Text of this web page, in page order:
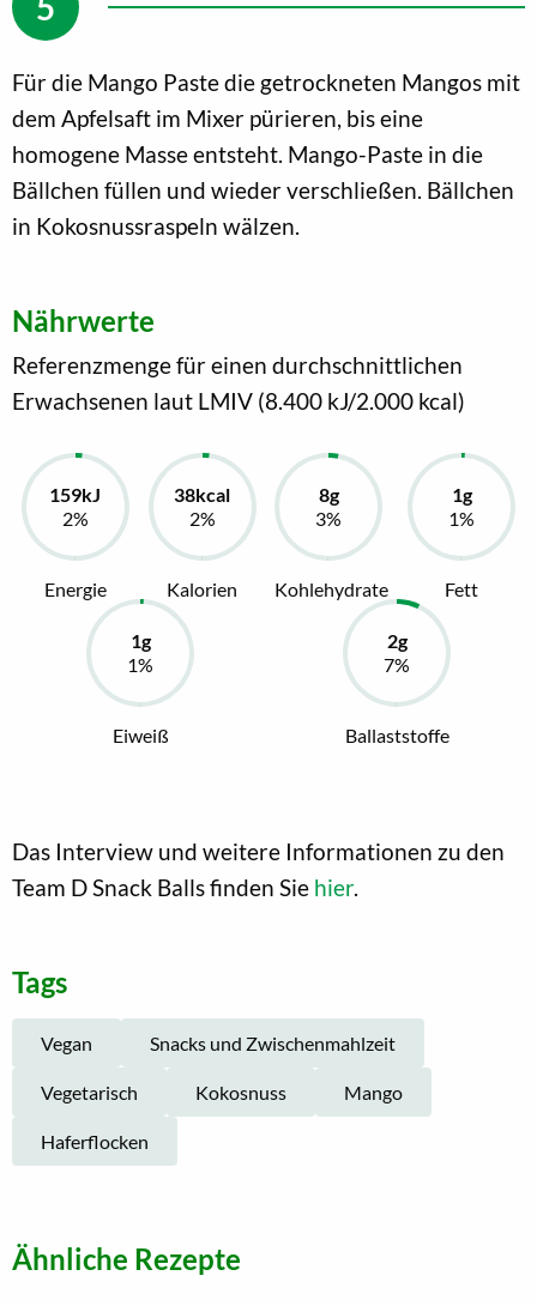
Für die Mango Paste die getrockneten Mangos mit
dem Apfelsaft im Mixer pürieren, bis eine
homogene Masse entsteht. Mango-Paste in die
Bällchen füllen und wieder verschließen. Bällchen
in Kokosnussraspeln wälzen.
Nährwerte
Referenzmenge für einen durchschnittlichen
Erwachsenen laut LMIV (8.400 kJ/2.000 kcal)
Energie Kalorien Kohlehydrate Fett
Eiweiß Ballaststoffe
Das Interview und weitere Informationen zu den
Team D Snack Balls finden Sie hier.
Tags
Vegan Snacks und Zwischenmahlzeit
Vegetarisch Kokosnuss Mango
Haferflocken
Ähnliche Rezepte